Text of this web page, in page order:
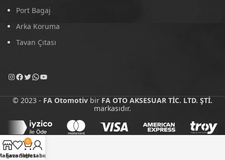
Port Bagaj
Arka Koruma
Tavan Çıtası
© 2023 - FA Otomotiv bir FA OTO AKSESUAR TİC. LTD. ŞTİ.
markasıdır.
Favoriler
0
Sepet
Hesabım